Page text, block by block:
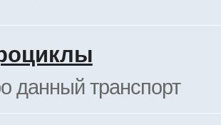
данный транспорт